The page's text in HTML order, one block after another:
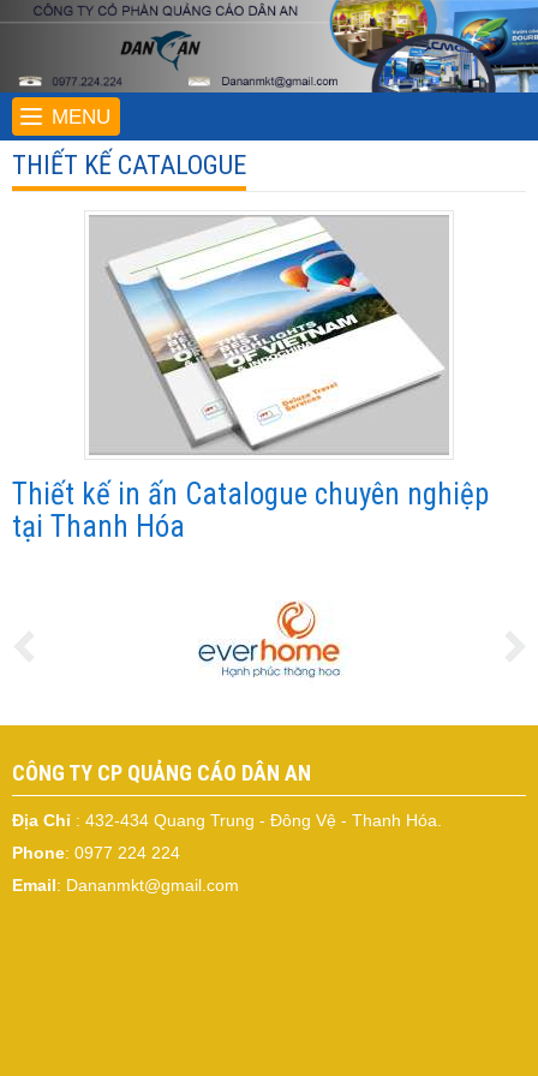
MENU
THIẾT KẾ CATALOGUE
Thiết kế in ấn Catalogue chuyên nghiệp
tại Thanh Hóa
CÔNG TY CP QUẢNG CÁO DÂN AN
Địa Chỉ : 432-434 Quang Trung - Đông Vệ - Thanh Hóa.
Phone: 0977 224 224
Email: Dananmkt@gmail.com